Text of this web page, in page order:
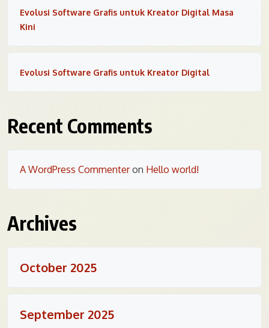
Evolusi Software Grafis untuk Kreator Digital Masa
Kini
Evolusi Software Grafis untuk Kreator Digital
Recent Comments
A WordPress Commenteron Hello world!
Archives
October 2025
September 2025